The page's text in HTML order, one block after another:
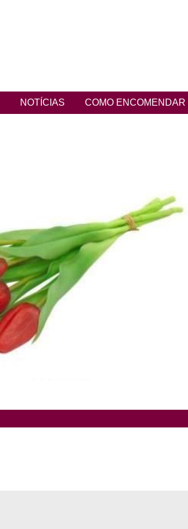
NOTÍCIAS COMO ENCOMENDAR